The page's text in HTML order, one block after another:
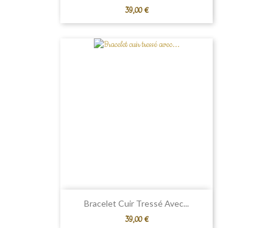
Prix
39,00 €
Bracelet Cuir Tressé Avec...
Prix
39,00 €